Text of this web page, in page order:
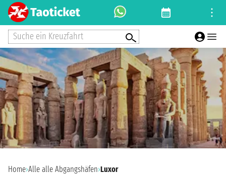
Suche ein Kreuzfahrt
Home›Alle alle Abgangshäfen›Luxor